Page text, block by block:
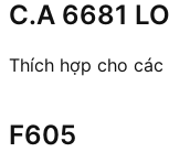
C.A 6681
Thích hợp cho
F605